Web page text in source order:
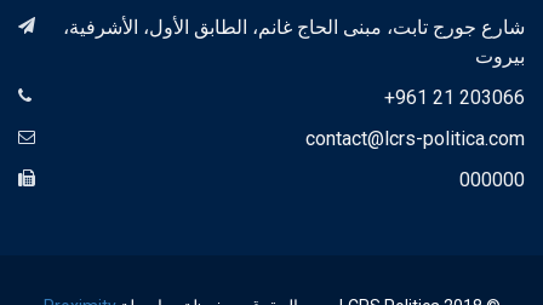
شارع جورج تابت، مبنى الحاج غانم، الطابق الأول، الأشرفية،
بيروت
+961 21 203066
contact@lcrs-politica.com
000000